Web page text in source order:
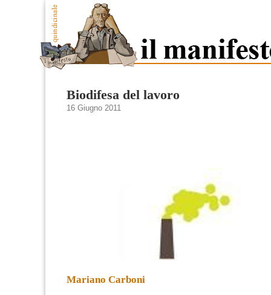
Biodifesa del lavoro
16 Giugno 2011
Mariano Carboni